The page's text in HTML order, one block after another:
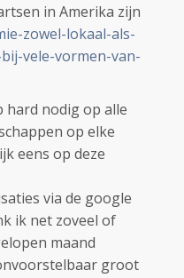
in Amerika zijn
zowel-lokaal-als-
vele-vormen-van-
hard nodig op alle
op elke
eens op deze
via de google
ik net zoveel of
maand
groot